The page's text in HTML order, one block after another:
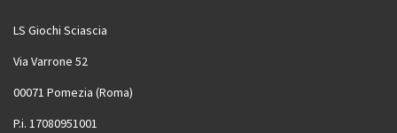
LS Giochi Sciascia
Via Varrone 52
00071 Pomezia (Roma)
P.i. 17080951001